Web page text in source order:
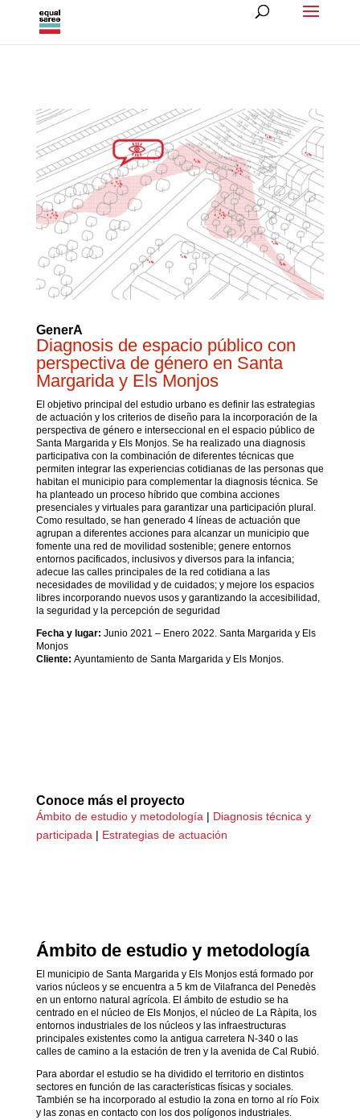
GenerA
Diagnosis de espacio público con
perspectiva de género en Santa
Margarida y Els Monjos
El objetivo principal del estudio urbano es definir las estrategias
de actuación y los criterios de diseño para la incorporación de la
perspectiva de género e interseccional en el espacio público de
Santa Margarida y Els Monjos. Se ha realizado una diagnosis
participativa con la combinación de diferentes técnicas que
permiten integrar las experiencias cotidianas de las personas que
habitan el municipio para complementar la diagnosis técnica. Se
ha planteado un proceso híbrido que combina acciones
presenciales y virtuales para garantizar una participación plural.
Como resultado, se han generado 4 líneas de actuación que
agrupan a diferentes acciones para alcanzar un municipio que
fomente una red de movilidad sostenible; genere entornos
entornos pacificados, inclusivos y diversos para la infancia;
adecue las calles principales de la red cotidiana a las
necesidades de movilidad y de cuidados; y mejore los espacios
libres incorporando nuevos usos y garantizando la accesibilidad,
la seguridad y la percepción de seguridad
Fecha y lugar: Junio 2021 – Enero 2022. Santa Margarida y Els
Monjos
Cliente: Ayuntamiento de Santa Margarida y Els Monjos.
Conoce más el proyecto
Ámbito de estudio y metodología| Diagnosis técnica y
participada| Estrategias de actuación
Ámbito de estudio y metodología
El municipio de Santa Margarida y Els Monjos está formado por
varios núcleos y se encuentra a 5 km de Vilafranca del Penedès
en un entorno natural agrícola. El ámbito de estudio se ha
centrado en el núcleo de Els Monjos, el núcleo de La Ràpita, los
entornos industriales de los núcleos y las infraestructuras
principales existentes como la antigua carretera N-340 o las
calles de camino a la estación de tren y la avenida de Cal Rubió.
Para abordar el estudio se ha dividido el territorio en distintos
sectores en función de las características físicas y sociales.
También se ha incorporado al estudio la zona en torno al río Foix
y las zonas en contacto con los dos polígonos industriales.